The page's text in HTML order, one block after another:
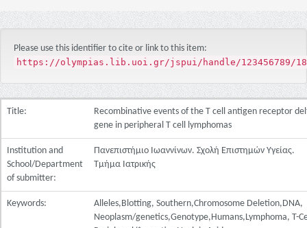
Please use this identifier to cite or link to this item:
https://olympias.lib.uoi.gr/jspui/handle/123456789/
Title:
Recombinative events of the T cell antigen receptor
gene in peripheral T cell lymphomas
Institution and
School/Department
of submitter:
Πανεπιστήμιο Ιωαννίνων. Σχολή Επιστημών Υγείας.
Τμήμα Ιατρικής
Keywords:
Alleles,Blotting, Southern,Chromosome Deletion,DNA,
Neoplasm/genetics,Genotype,Humans,Lymphoma, T-